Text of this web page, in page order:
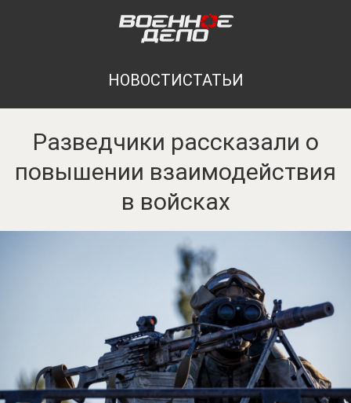
НОВОСТИСТАТЬИ
Разведчики рассказали о
повышении взаимодействия
в войсках